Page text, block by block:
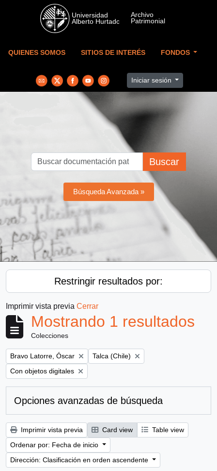
Skip to main content
QUIENES SOMOS SITIOS DE INTERÉS FONDOS
Iniciar sesión
Buscar
Búsqueda Avanzada »
Restringir resultados por:
Imprimir vista previa Cerrar
Mostrando 1 resultados
Colecciones
Remove filter:
Bravo Latorre, Óscar Remove filter:
Talca (Chile)
Remove filter:
Con objetos digitales
Opciones avanzadas de búsqueda
Imprimir vista previa Card view
Table view
Ordenar por: Fecha de inicio
Dirección: Clasificación en orden ascendente